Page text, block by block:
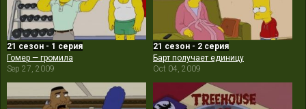
21 сезон - 1 серия
Гомер — громила
Sep 27, 2009
21 сезон - 2 серия
Барт получает единицу
Oct 04, 2009